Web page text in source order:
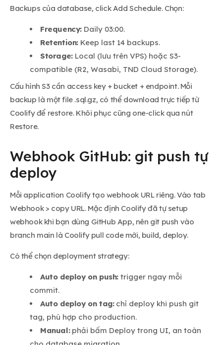
Backups của database, click Add Schedule. Chọn:
Frequency: Daily 03:00.
Retention: Keep last 14 backups.
Storage:Local (lưu trên VPS) hoặc S3-
compatible (R2, Wasabi, TND Cloud Storage).
Cấu hình S3 cần access key + bucket + endpoint. Mỗi
backup là một file .sql.gz, có thể download trực tiếp từ
Coolify để restore. Khôi phục cũng one-click qua nút
Restore.
Webhook GitHub: git push tự
deploy
Mỗi application Coolify tạo webhook URL riêng. Vào tab
Webhook > copy URL. Mặc định Coolify đã tự setup
webhook khi bạn dùng GitHub App, nên git push vào
branch main là Coolify pull code mới, build, deploy.
Có thể chọn deployment strategy:
Auto deploy on push: trigger ngay mỗi
commit.
Auto deploy on tag:chỉ deploy khi push git
tag, phù hợp cho production.
Manual:phải bấm Deploy trong UI, an toàn